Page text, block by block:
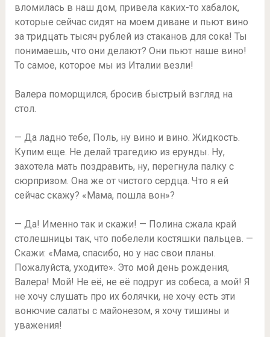
вломилась в наш дом, привела каких-то хабалок,
которые сейчас сидят на моем диване и пьют вино
за тридцать тысяч рублей из стаканов для сока! Ты
понимаешь, что они делают? Они пьют наше вино!
То самое, которое мы из Италии везли!
Валера поморщился, бросив быстрый взгляд на
стол.
— Да ладно тебе, Поль, ну вино и вино. Жидкость.
Купим еще. Не делай трагедию из ерунды. Ну,
захотела мать поздравить, ну, перегнула палку с
сюрпризом. Она же от чистого сердца. Что я ей
сейчас скажу? «Мама, пошла вон»?
— Да! Именно так и скажи! — Полина сжала край
столешницы так, что побелели костяшки пальцев. —
Скажи: «Мама, спасибо, но у нас свои планы.
Пожалуйста, уходите». Это мой день рождения,
Валера! Мой! Не её, не её подруг из собеса, а мой! Я
не хочу слушать про их болячки, не хочу есть эти
вонючие салаты с майонезом, я хочу тишины и
уважения!